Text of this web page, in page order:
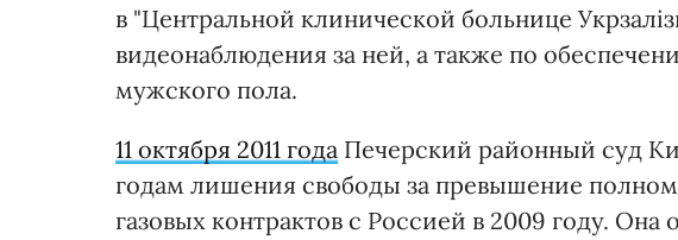
в "Центральной клинической больнице
видеонаблюдения за ней, а также по
мужского пола.
11 октября 2011 года Печерский районный суд
годам лишения свободы за превышение
газовых контрактов с Россией в 2009 году. Она